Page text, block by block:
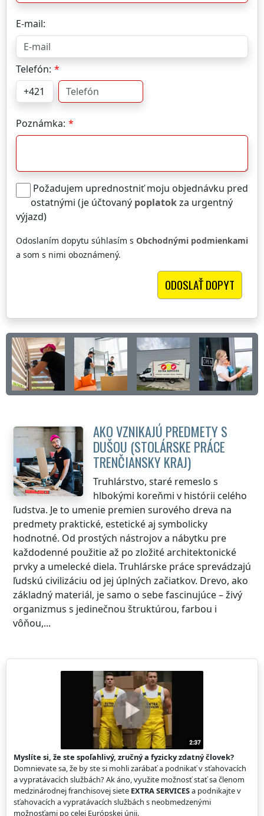
E-mail:
Telefón:
Poznámka:
Požadujem uprednostniť moju objednávku pred
ostatnými (je účtovaný poplatokza urgentný
výjazd)
Odoslaním dopytu súhlasím s Obchodnými podmienkami
a som s nimi oboznámený.
AKO VZNIKAJÚ PREDMETY S
DUŠOU (STOLÁRSKE PRÁCE
TRENČIANSKY KRAJ)
Truhlárstvo, staré remeslo s
hlbokými koreňmi v histórii celého
ľudstva. Je to umenie premien surového dreva na
predmety praktické, estetické aj symbolicky
hodnotné. Od prostých nástrojov a nábytku pre
každodenné použitie až po zložité architektonické
prvky a umelecké diela. Truhlárske práce sprevádzajú
ľudskú civilizáciu od jej úplných začiatkov. Drevo, ako
základný materiál, je samo o sebe fascinujúce – živý
organizmus s jedinečnou štruktúrou, farbou i
vôňou,...
Myslíte si, že ste spoľahlivý, zručný a fyzicky zdatný človek?
Domnievate sa, že by ste si mohli zarábať a podnikať v sťahovacích
a vypratávacích službách? Ak áno, využite možnosť stať sa členom
medzinárodnej franchisovej siete EXTRA SERVICESa podnikajte v
sťahovacích a vypratávacích službách s neobmedzenými
možnosťami po celej Európskej únii.